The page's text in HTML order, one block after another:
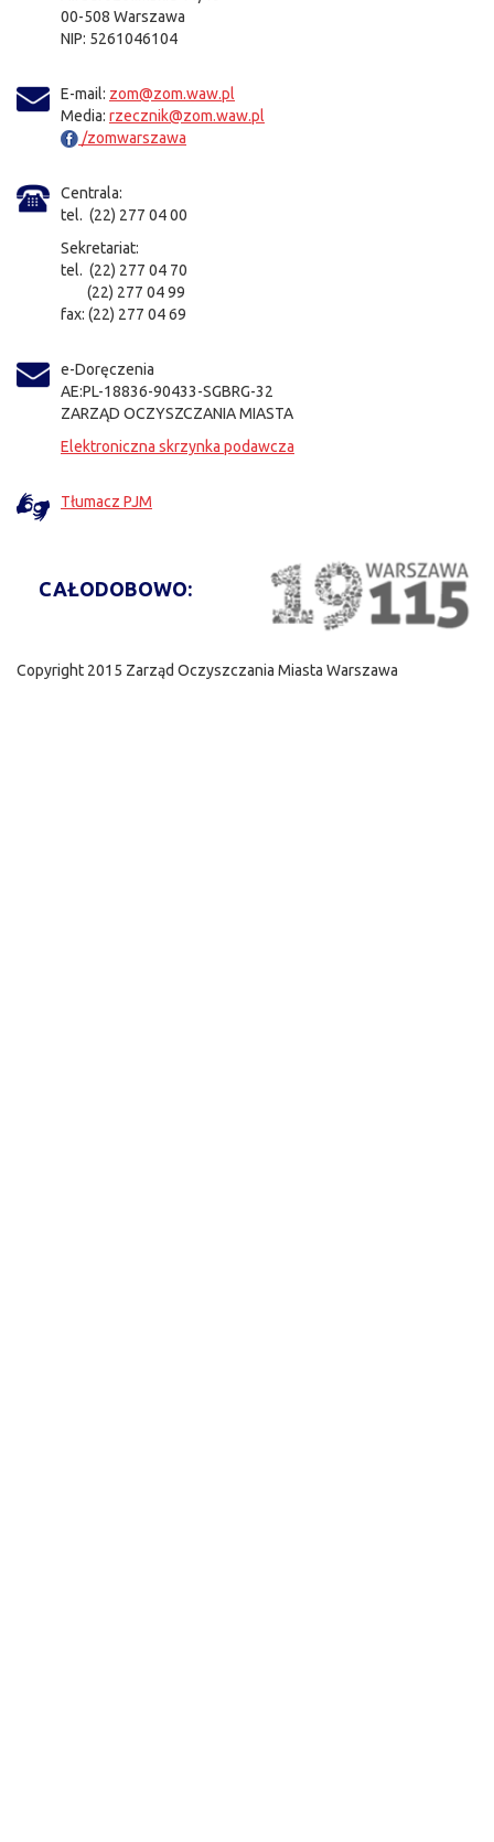
00-508 Warszawa
NIP: 5261046104
E-mail: zom@zom.waw.pl
Media: rzecznik@zom.waw.pl
/zomwarszawa
Centrala:
tel. (22) 277 04 00
Sekretariat:
tel. (22) 277 04 70
(22) 277 04 99
fax: (22) 277 04 69
e-Doręczenia
AE:PL-18836-90433-SGBRG-32
ZARZĄD OCZYSZCZANIA MIASTA
Elektroniczna skrzynka podawcza
Tłumacz PJM
CAŁODOBOWO:
Copyright 2015 Zarząd Oczyszczania Miasta Warszawa